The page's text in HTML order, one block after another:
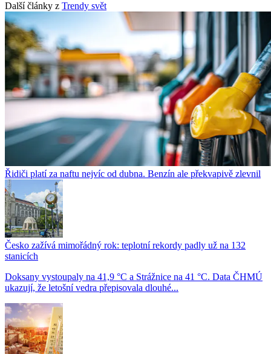
Další články z Trendy svět
Řidiči platí za naftu nejvíc od dubna. Benzín ale překvapivě zlevnil
Česko zažívá mimořádný rok: teplotní rekordy padly už na 132
stanicích
Doksany vystoupaly na 41,9 °C a Strážnice na 41 °C. Data ČHMÚ
ukazují, že letošní vedra přepisovala dlouhé...